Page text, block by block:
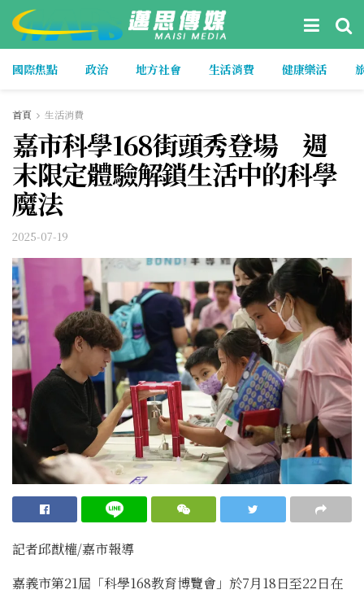
國際焦點 政治 地方社會 生活消費 健康樂活
首頁 生活消費
嘉市科學168街頭秀登場 週
末限定體驗解鎖生活中的科學
魔法
2025-07-19
記者邱猷權/嘉市報導
嘉義市第21屆「科學168教育博覽會」於7月18日至22日在